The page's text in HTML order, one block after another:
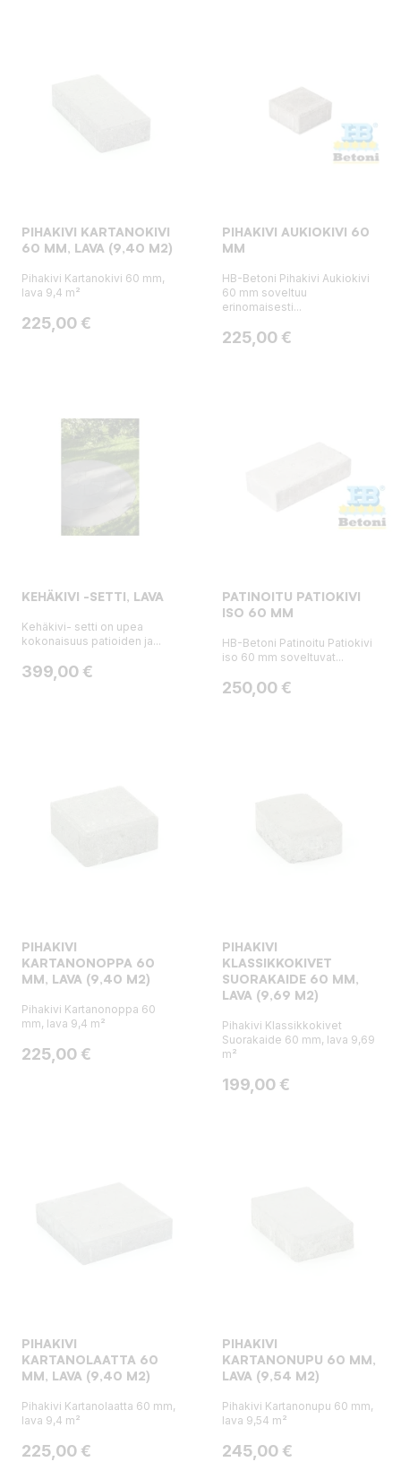
PIHAKIVI KARTANOKIVI
60 MM, LAVA (9,40 M2)
Pihakivi Kartanokivi 60 mm,
lava 9,4 m²
Hinta
225,00 €
PIHAKIVI AUKIOKIVI 60
MM
HB-Betoni Pihakivi Aukiokivi
60 mm soveltuu
erinomaisesti...
Hinta
225,00 €
KEHÄKIVI -SETTI, LAVA
Kehäkivi- setti on upea
kokonaisuus patioiden ja...
Hinta
399,00 €
PATINOITU PATIOKIVI
ISO 60 MM
HB-Betoni Patinoitu Patiokivi
iso 60 mm soveltuvat...
Hinta
250,00 €
PIHAKIVI
KARTANONOPPA 60
MM, LAVA (9,40 M2)
Pihakivi Kartanonoppa 60
mm, lava 9,4 m²
Hinta
225,00 €
PIHAKIVI
KLASSIKKOKIVET
SUORAKAIDE 60 MM,
LAVA (9,69 M2)
Pihakivi Klassikkokivet
Suorakaide 60 mm, lava 9,69
m²
Hinta
199,00 €
PIHAKIVI
KARTANOLAATTA 60
MM, LAVA (9,40 M2)
Pihakivi Kartanolaatta 60 mm,
lava 9,4 m²
Hinta
225,00 €
PIHAKIVI
KARTANONUPU 60 MM,
LAVA (9,54 M2)
Pihakivi Kartanonupu 60 mm,
lava 9,54 m²
Hinta
245,00 €